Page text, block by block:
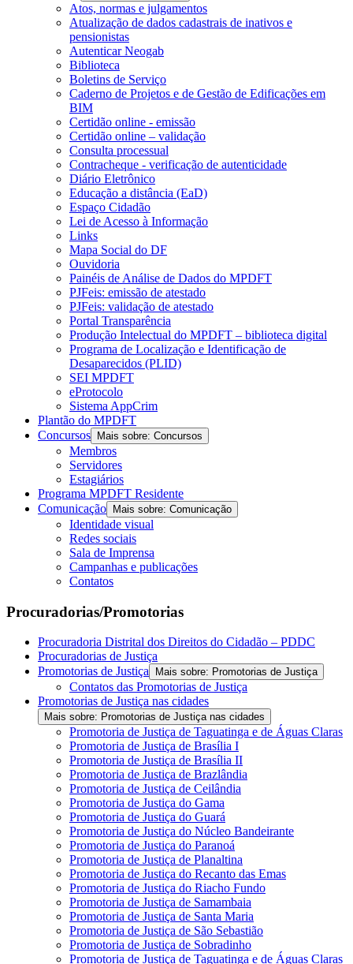
Atos, normas e julgamentos
Atualização de dados cadastrais de inativos e
pensionistas
Autenticar Neogab
Biblioteca
Boletins de Serviço
Caderno de Projetos e de Gestão de Edificações em
BIM
Certidão online - emissão
Certidão online – validação
Consulta processual
Contracheque - verificação de autenticidade
Diário Eletrônico
Educação a distância (EaD)
Espaço Cidadão
Lei de Acesso à Informação
Links
Mapa Social do DF
Ouvidoria
Painéis de Análise de Dados do MPDFT
PJFeis: emissão de atestado
PJFeis: validação de atestado
Portal Transparência
Produção Intelectual do MPDFT – biblioteca digital
Programa de Localização e Identificação de
Desaparecidos (PLID)
SEI MPDFT
eProtocolo
Sistema AppCrim
Plantão do MPDFT
Concursos
Mais sobre: Concursos
Membros
Servidores
Estagiários
Programa MPDFT Residente
Comunicação
Mais sobre: Comunicação
Identidade visual
Redes sociais
Sala de Imprensa
Campanhas e publicações
Contatos
Procuradorias/Promotorias
Procuradoria Distrital dos Direitos do Cidadão – PDDC
Procuradorias de Justiça
Promotorias de Justiça
Mais sobre: Promotorias de Justiça
Contatos das Promotorias de Justiça
Promotorias de Justiça nas cidades
Mais sobre: Promotorias de Justiça nas cidades
Promotoria de Justiça de Taguatinga e de Águas Claras
Promotoria de Justiça de Brasília I
Promotoria de Justiça de Brasília II
Promotoria de Justiça de Brazlândia
Promotoria de Justiça de Ceilândia
Promotoria de Justiça do Gama
Promotoria de Justiça do Guará
Promotoria de Justiça do Núcleo Bandeirante
Promotoria de Justiça do Paranoá
Promotoria de Justiça de Planaltina
Promotoria de Justiça do Recanto das Emas
Promotoria de Justiça do Riacho Fundo
Promotoria de Justiça de Samambaia
Promotoria de Justiça de Santa Maria
Promotoria de Justiça de São Sebastião
Promotoria de Justiça de Sobradinho
Promotoria de Justiça de Taguatinga e de Águas Claras